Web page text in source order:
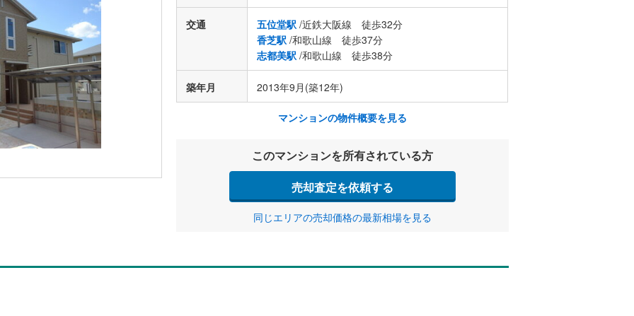
交通 五位堂駅 /近鉄大阪線 徒歩32分
香芝駅 /和歌山線 徒歩37分
志都美駅 /和歌山線 徒歩38分
築年月 2013年9月(築12年)
マンションの物件概要を見る
このマンションを所有されている方
売却査定を依頼する
同じエリアの売却価格の最新相場を見る